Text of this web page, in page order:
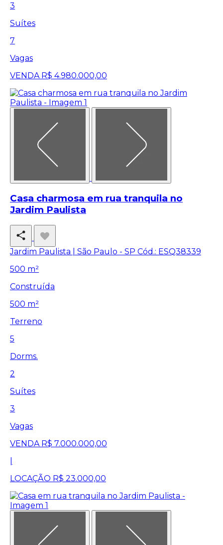
3
Suítes
7
Vagas
VENDA R$ 4.980.000,00
Casa charmosa em rua tranquila no
Jardim Paulista
Jardim Paulista | São Paulo - SP Cód.: ESQ38339
500 m²
Construída
500 m²
Terreno
5
Dorms.
2
Suítes
3
Vagas
VENDA R$ 7.000.000,00
LOCAÇÃO R$ 23.000,00